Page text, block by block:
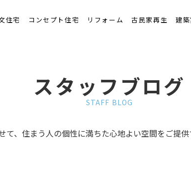
住宅
りの流れコンセプト住宅 リフォーム 古民家再生 建
スタッフブログ
STAFF BLOG
て、住まう人の個性に満ちた心地よい空間をご提